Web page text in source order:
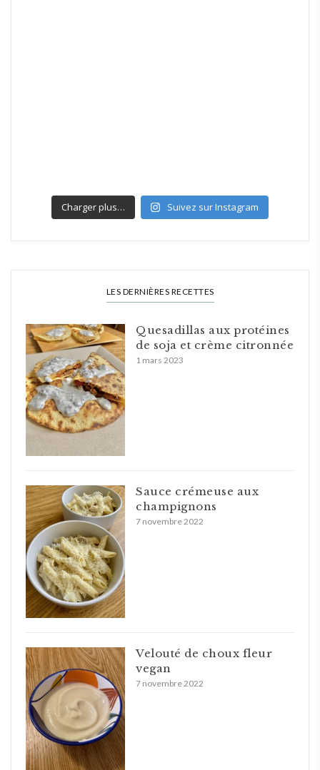
Charger plus… Suivez sur Instagram
LES DERNIÈRES RECETTES
Quesadillas aux protéines
de soja et crème citronnée
1 mars 2023
Sauce crémeuse aux
champignons
7 novembre 2022
Velouté de choux fleur
vegan
7 novembre 2022